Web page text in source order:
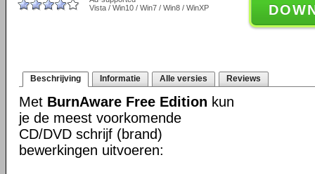
Vista / Win10 / Win7 / Win8 / WinXP
Beschrijving Informatie Alle versies Reviews
Met BurnAware Free Edition kun
je de meest voorkomende
CD/DVD schrijf (brand)
bewerkingen uitvoeren: